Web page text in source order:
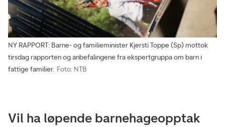
NY RAPPORT: Barne- og familieminister Kjersti Toppe (Sp) mottok
tirsdag rapporten og anbefalingene fra ekspertgruppa om barn i
fattige familier. Foto: NTB
Vil ha løpende barnehageopptak